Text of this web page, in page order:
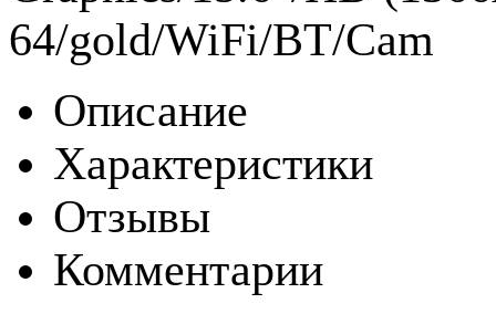
64/gold/WiFi/BT/Cam
Описание
Характеристики
Отзывы
Комментарии